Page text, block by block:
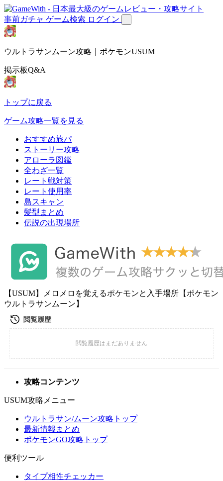
事前ガチャ ゲーム検索 ログイン
ウルトラサンムーン攻略｜ポケモンUSUM
掲示板Q&A
トップに戻る
ゲーム攻略一覧を見る
おすすめ旅パ
ストーリー攻略
アローラ図鑑
全わざ一覧
レート戦対策
レート使用率
島スキャン
髪型まとめ
伝説の出現場所
【USUM】メロメロを覚えるポケモンと入手場所【ポケモン
ウルトラサンムーン】
攻略コンテンツ
USUM攻略メニュー
ウルトラサン/ムーン攻略トップ
最新情報まとめ
ポケモンGO攻略トップ
便利ツール
タイプ相性チェッカー